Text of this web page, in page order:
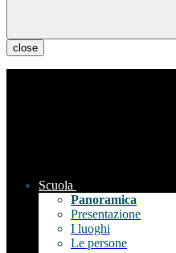
close
Scuola
Panoramica
Presentazione
I luoghi
Le persone